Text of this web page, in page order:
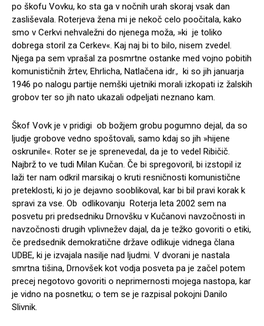
po škofu Vovku, ko sta ga v nočnih urah skoraj vsak dan
zasliševala. Roterjeva žena mi je nekoč celo poočitala, kako
smo v Cerkvi nehvaležni do njenega moža, »ki je toliko
dobrega storil za Cerkev«. Kaj naj bi to bilo, nisem zvedel.
Njega pa sem vprašal za posmrtne ostanke med vojno pobitih
komunističnih žrtev, Ehrlicha, Natlačena idr., ki so jih januarja
1946 po nalogu partije nemški ujetniki morali izkopati iz žalskih
grobov ter so jih nato ukazali odpeljati neznano kam.
Škof Vovk je v pridigi ob božjem grobu pogumno dejal, da so
ljudje grobove vedno spoštovali, samo kdaj so jih »hijene
oskrunile«. Roter se je sprenevedal, da je to vedel Ribičič.
Najbrž to ve tudi Milan Kučan. Če bi spregovoril, bi izstopil iz
laži ter nam odkril marsikaj o kruti resničnosti komunistične
preteklosti, ki jo je dejavno sooblikoval, kar bi bil pravi korak k
spravi za vse. Ob odlikovanju Roterja leta 2002 sem na
posvetu pri predsedniku Drnovšku v Kučanovi navzočnosti in
navzočnosti drugih vplivnežev dajal, da je težko govoriti o etiki,
če predsednik demokratične države odlikuje vidnega člana
UDBE, ki je izvajala nasilje nad ljudmi. V dvorani je nastala
smrtna tišina, Drnovšek kot vodja posveta pa je začel potem
precej negotovo govoriti o neprimernosti mojega nastopa, kar
je vidno na posnetku; o tem se je razpisal pokojni Danilo
Slivnik.